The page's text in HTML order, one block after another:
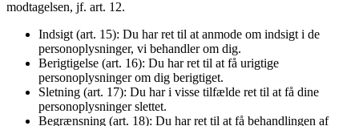
modtagelsen, jf. art. 12.
Indsigt (art. 15): Du har ret til at anmode om indsigt i de
personoplysninger, vi behandler om dig.
Berigtigelse (art. 16): Du har ret til at få urigtige
personoplysninger om dig berigtiget.
Sletning (art. 17): Du har i visse tilfælde ret til at få dine
personoplysninger slettet.
Begrænsning (art. 18): Du har ret til at få behandlingen af